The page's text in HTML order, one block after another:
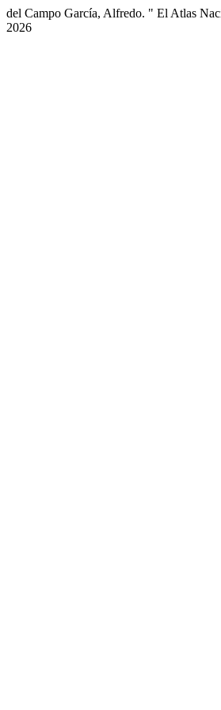
del Campo García, Alfredo. " El Atlas
2026